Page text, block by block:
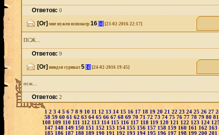
Ответов:0
[Or] мне нужен психиатр 16 [i] [23-02-2016 22:17]
ПСЖ...
Ответов:9
[Or] ниндзя сурикат5 [i] [24-02-2016 19:45]
псж...
Ответов:2
1 2 3 4 5 6 7 8 9 10 11 12 1314 15 16 17 18 19 20 21 22 23 24 25 26 27
58 59 60 61 62 63 64 65 66 67 68 69 70 71 72 73 74 75 76 77 78 79 80
108 109 110 111 112 113 114 115 116 117 118 119 120 121 122 123 124
147 148 149 150 151 152 153 154 155 156 157 158 159 160 161 162 163
185 186 187 188 189 190 191 192 193 194 195 196 197 198 199 200 201